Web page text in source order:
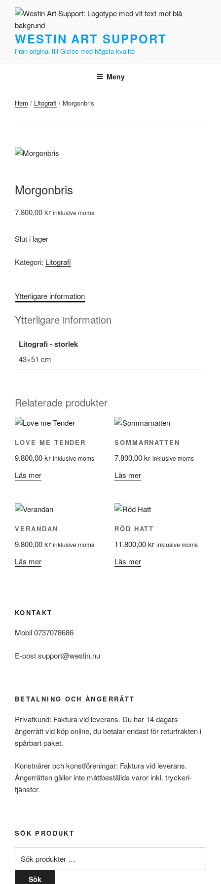
Hoppa
innehåll
WESTIN ART SUPPORT
Från original till Giclée med högsta kvalité
Meny
Hem / Litografi / Morgonbris
Morgonbris
7.800,00kr inklusive moms
Slut i lager
Kategori: Litografi
Ytterligare information
Ytterligare information
Litografi - storlek
43×51 cm
Relaterade produkter
LOVE ME TENDER
9.800,00kr inklusive moms
Läs mer
SOMMARNATTEN
7.800,00kr inklusive moms
Läs mer
VERANDAN
9.800,00kr inklusive moms
Läs mer
RÖD HATT
11.800,00kr inklusive moms
Läs mer
KONTAKT
Mobil 0737078686
E-post support@westin.nu
BETALNING OCH ÅNGERRÄTT
Privatkund: Faktura vid leverans. Du har 14 dagars
ångerrätt vid köp online, du betalar endast för returfrakten i
spårbart paket.
Konstnärer och konstföreningar: Faktura vid leverans.
Ångerrätten gäller inte måttbeställda varor inkl. tryckeri-
tjänster.
SÖK PRODUKT
efter:
Sök